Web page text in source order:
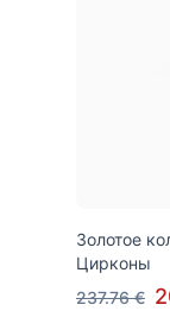
Золотое
Цирконы
237.76 €